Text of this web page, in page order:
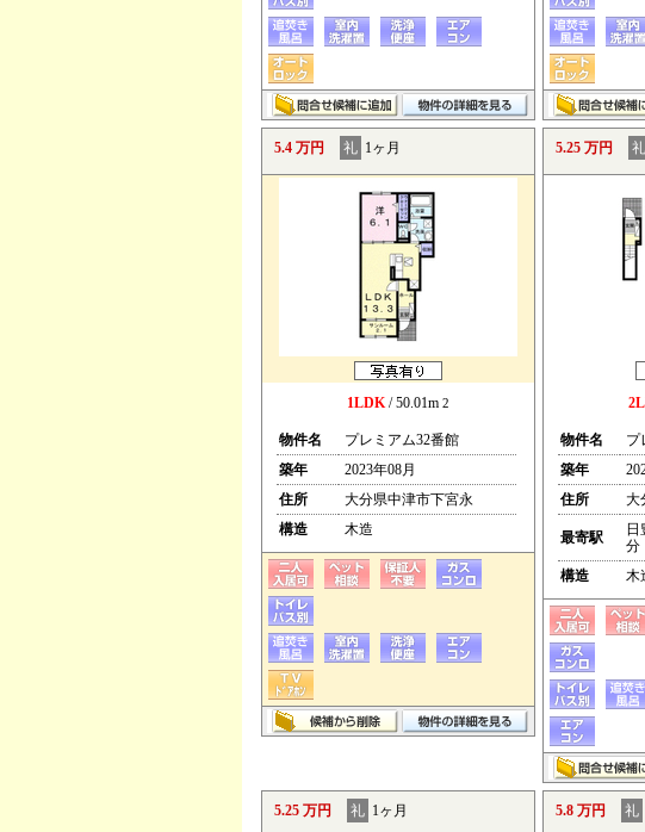
5.4 万円 礼 1ヶ月
1LDK/ 50.01m 2
物件名
プレミアム32番館
築年
2023年08月
住所
大分県中津市下宮永
構造
木造
5.25 万円 礼
物件名
プ
築年
住所
大
最寄駅
日
分
構造
木
5.25 万円 礼 1ヶ月 5.8 万円 礼